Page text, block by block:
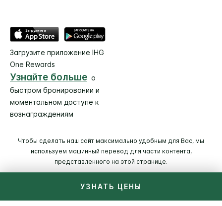
УЗНАТЬ ЦЕНЫ
Загрузите приложение IHG
One Rewards
Узнайте больше о
быстром бронировании и
моментальном доступе к
вознаграждениям
Чтобы сделать наш сайт максимально удобным для Вас, мы
используем машинный перевод для части контента,
представленного на этой странице.
© 2026 IHG. Все права сохранены (зам. Защищены).
Большинство отелей находится в собственности и под